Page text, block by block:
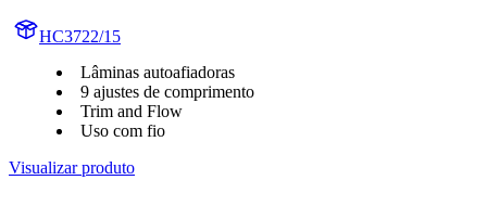
HC3722/15
Lâminas autoafiadoras
9 ajustes de comprimento
Trim and Flow
Uso com fio
Visualizar produto